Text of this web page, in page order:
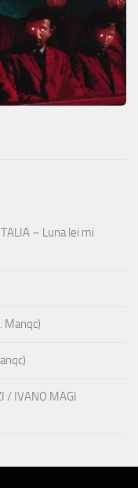
– Luna lei mi
Manqc)
/ IVANO MAGI